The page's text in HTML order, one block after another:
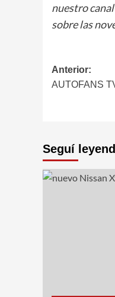
nuestro
sobre las
de
Anterior:
AUTOFANS
Seguí